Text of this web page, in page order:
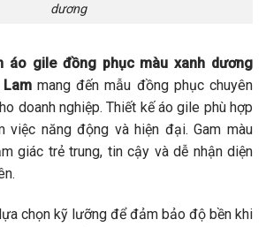
dương
áo gile đồng phục màu xanh dương
mang đến mẫu đồng phục chuyên
doanh nghiệp. Thiết kế áo gile phù hợp
việc năng động và hiện đại. Gam màu
giác trẻ trung, tin cậy và dễ nhận diện
chọn kỹ lưỡng để đảm bảo độ bền khi